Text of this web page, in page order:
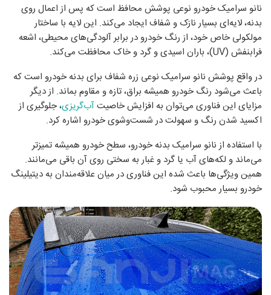
نانو سرامیک خودرو نوعی پوشش محافظ است که پس از اعمال روی
بدنه، لایه‌ای بسیار نازک و شفاف ایجاد می‌کند. این لایه با ساختار
مولکولی خاص خود، از رنگ خودرو در برابر آلودگی‌های محیطی، اشعه
فرابنفش (UV)، باران اسیدی و گرد و خاک محافظت می‌کند.
در واقع پوشش نانو سرامیک نوعی زره شفاف برای بدنه خودرو است که
باعث می‌شود رنگ خودرو همیشه براق، تازه و مقاوم بماند. از دیگر
مزایای این فناوری می‌توان به افزایش خاصیتآب‌گریزی، جلوگیری از
اکسید شدن رنگ و سهولت در شست‌وشوی خودرو اشاره کرد.
با استفاده از نانو سرامیک بدنه خودرو، سطح خودرو همیشه تمیزتر
می‌ماند و لکه‌های آب یا گرد و غبار به سختی روی آن باقی می‌مانند.
همین ویژگی‌ها باعث شده این فناوری در میان علاقه‌مندان به دیتیلینگ
خودرو بسیار محبوب شود.